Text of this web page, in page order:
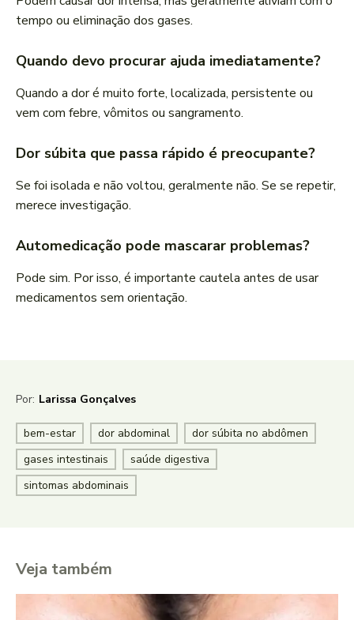
tempo ou eliminação dos gases.
Quando devo procurar ajuda imediatamente?
Quando a dor é muito forte, localizada, persistente ou
vem com febre, vômitos ou sangramento.
Dor súbita que passa rápido é preocupante?
Se foi isolada e não voltou, geralmente não. Se se repetir,
merece investigação.
Automedicação pode mascarar problemas?
Pode sim. Por isso, é importante cautela antes de usar
medicamentos sem orientação.
Por: Larissa Gonçalves
bem-estar dor abdominal
dor súbita no abdômen
gases intestinais
saúde digestiva
sintomas abdominais
Veja também